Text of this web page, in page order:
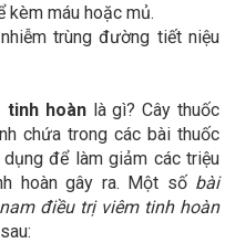
kèm máu hoặc mủ.
trùng đường tiết niệu
tinh hoànlà gì? Cây thuốc
chứa trong các bài thuốc
để làm giảm các triệu
hoàn gây ra. Một số bài
điều trị viêm tinh hoàn